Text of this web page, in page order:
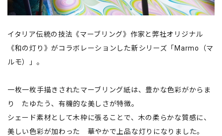
イタリア伝統の技法《マーブリング》作家と弊社オリジナル
《和の灯り》がコラボレーションした新シリーズ「Marmo（マ
ルモ）」。
一枚一枚手描きされたマーブリング紙は、豊かな色彩がからま
り たゆたう、有機的な美しさが特徴。
シェード素材として木枠に張ることで、木の柔らかな質感に、
美しい色彩が加わった 華やかで上品な灯りになりました。